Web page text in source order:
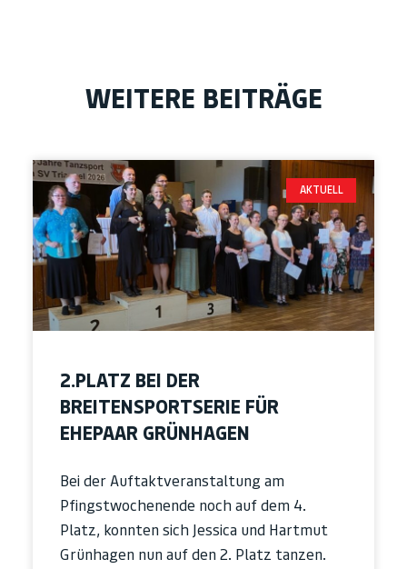
WEITERE BEITRÄGE
AKTUELL
2.PLATZ BEI DER
BREITENSPORTSERIE FÜR
EHEPAAR GRÜNHAGEN
Bei der Auftaktveranstaltung am
Pfingstwochenende noch auf dem 4.
Platz, konnten sich Jessica und Hartmut
Grünhagen nun auf den 2. Platz tanzen.